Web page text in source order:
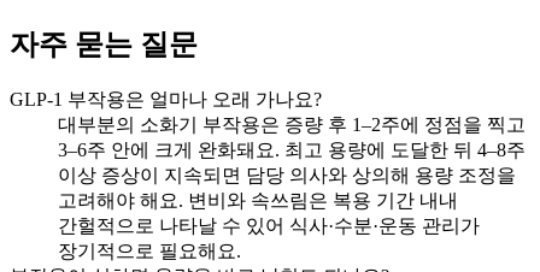
자주 묻는 질문
GLP-1 부작용은 얼마나 오래 가나요?
대부분의 소화기 부작용은 증량 후 1–2주에 정점을 찍고
3–6주 안에 크게 완화돼요. 최고 용량에 도달한 뒤 4–8주
이상 증상이 지속되면 담당 의사와 상의해 용량 조정을
고려해야 해요. 변비와 속쓰림은 복용 기간 내내
간헐적으로 나타날 수 있어 식사·수분·운동 관리가
장기적으로 필요해요.